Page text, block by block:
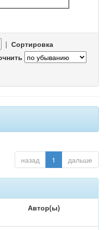
| Сортировка
назад 1 дальше
Автор(ы)